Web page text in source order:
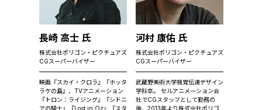
長崎 高士 氏
株式会社ポリゴン・ピクチュアズ
CGスーパーバイザー
映画『スカイ・クロラ』『ホッタ
ラケの島』、TVアニメーション
『トロン：ライジング』『シドニ
アの騎士』『Lost in Oz』『スタ
河村 康佑 氏
株式会社ポリゴン・ピクチュアズ
CGスーパーバイザー
武蔵野美術大学視覚伝達デザイン
学科卒。 セルアニメーション会
社でCGスタッフとして勤務の
後、2013年より株式会社ポリゴ